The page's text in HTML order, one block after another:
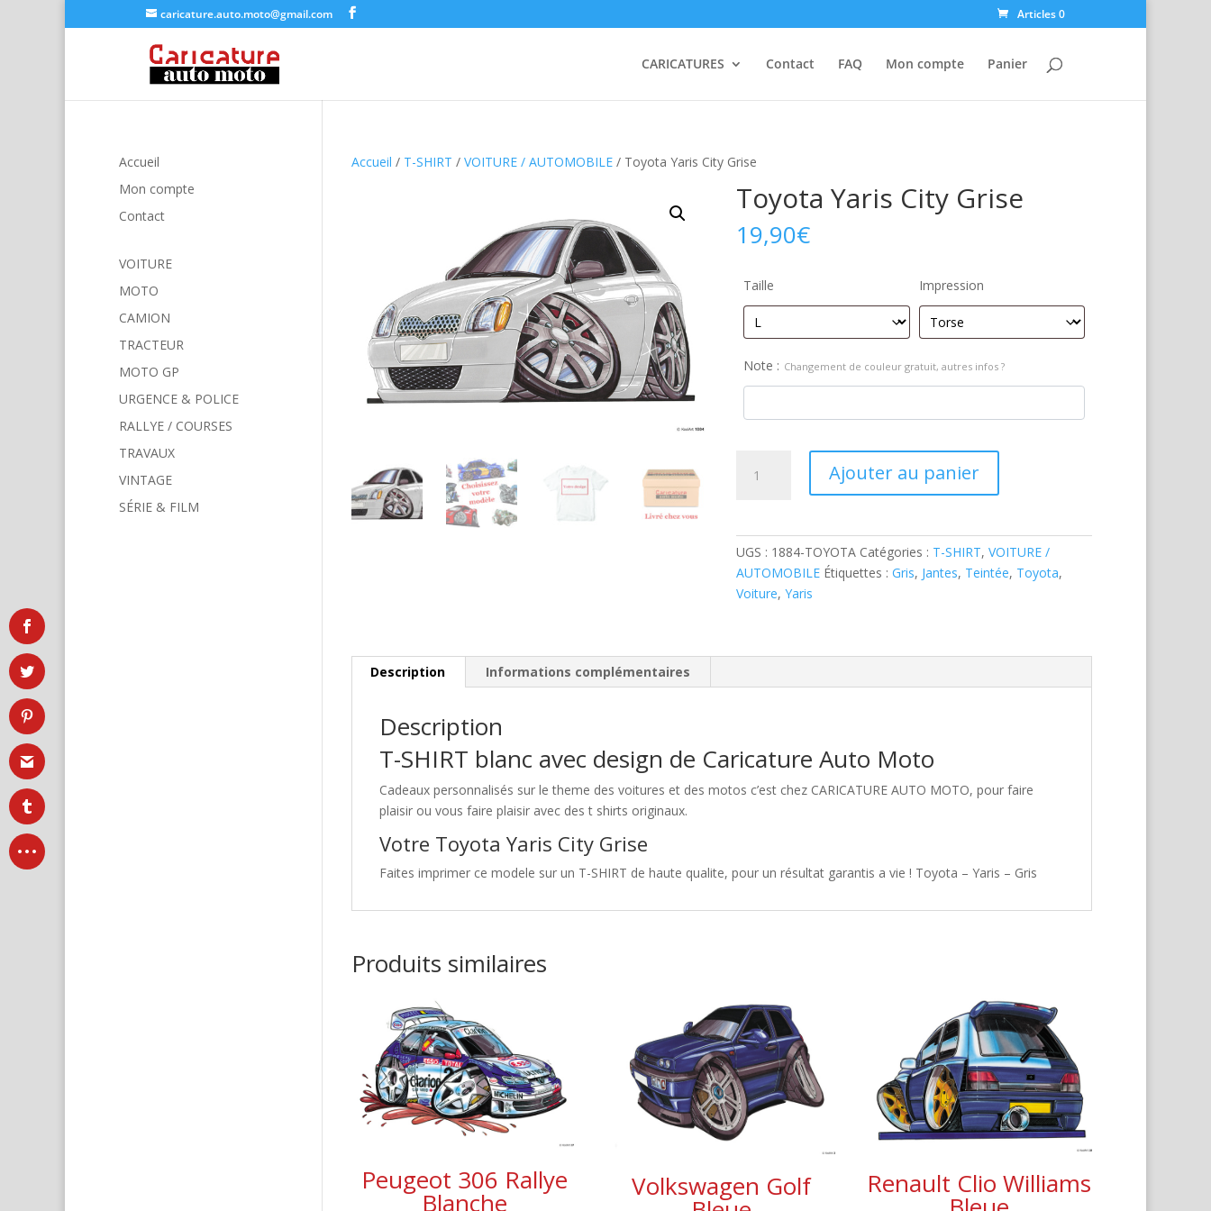
caricature.auto.moto@gmail.com Articles 0
CARICATURES Contact FAQ Mon compte Panier
Accueil / T-SHIRT / VOITURE / AUTOMOBILE/ Toyota Yaris City Grise
Toyota Yaris City Grise
19,90€
Taille Impression
Note : Changement de couleur gratuit, autres infos ?
Ajouter au panier
UGS : 1884-TOYOTA Catégories : T-SHIRT,VOITURE /
AUTOMOBILE Étiquettes :Gris, Jantes, Teintée, Toyota,
Voiture,Yaris
Description Informations complémentaires
Description
T-SHIRT blanc avec design de Caricature Auto Moto
Cadeaux personnalisés sur le theme des voitures et des motos c’est chez CARICATURE AUTO MOTO, pour faire
plaisir ou vous faire plaisir avec des t shirts originaux.
Votre Toyota Yaris City Grise
Faites imprimer ce modele sur un T-SHIRT de haute qualite, pour un résultat garantis a vie ! Toyota – Yaris – Gris
Produits similaires
Peugeot 306 Rallye
Blanche
Volkswagen Golf Renault Clio Williams
Accueil
Mon compte
Contact
VOITURE
MOTO
CAMION
TRACTEUR
MOTO GP
URGENCE & POLICE
RALLYE / COURSES
TRAVAUX
VINTAGE
SÉRIE & FILM